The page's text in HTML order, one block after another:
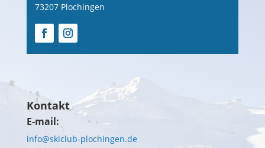
73207 Plochingen
Kontakt
E-mail:
info@skiclub-plochingen.de